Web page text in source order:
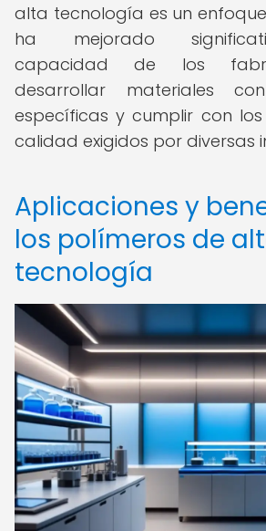
alta tecnología es un
ha mejorado
capacidad de los
desarrollar materiales
específicas y cumplir con
calidad exigidos por diversas
Aplicaciones y
los polímeros de
tecnología